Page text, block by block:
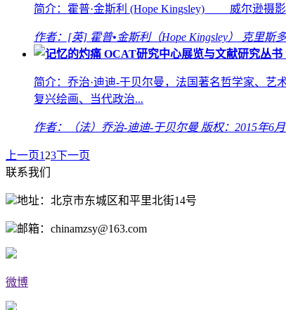
简介：霍普·金斯利 (Hope Kingsley) 威尔逊摄
作者：[英] 霍普•金斯利（Hope Kingsley） 克里斯
简介：乔治·迪迪-于贝尔曼，法国著名哲学家、
复兴绘画、当代政治...
作者：（法）乔治-迪迪-于贝尔曼 版权：2015年6
上一页1 23下一页
联系我们
地址：北京市东城区和平里北街14号
邮箱：chinamzsy@163.com
微博